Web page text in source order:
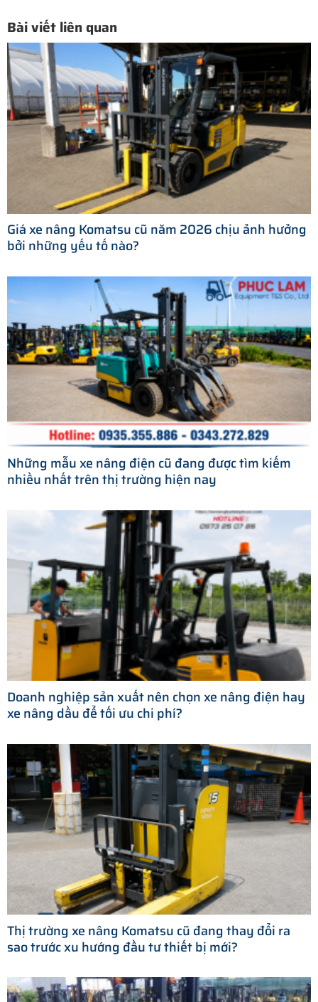
Bài viết liên quan
Giá xe nâng Komatsu cũ năm 2026 chịu ảnh hưởng
bởi những yếu tố nào?
Những mẫu xe nâng điện cũ đang được tìm kiếm
nhiều nhất trên thị trường hiện nay
Doanh nghiệp sản xuất nên chọn xe nâng điện hay
xe nâng dầu để tối ưu chi phí?
Thị trường xe nâng Komatsu cũ đang thay đổi ra
sao trước xu hướng đầu tư thiết bị mới?